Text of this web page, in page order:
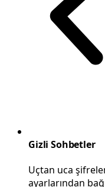
Gizli Sohbetler
Uçtan uca
ayarlarından